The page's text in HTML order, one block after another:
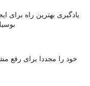
یادگیری بهترین راه برای